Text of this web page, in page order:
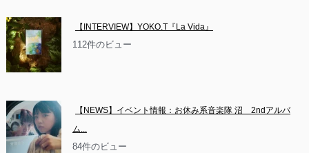
【INTERVIEW】YOKO.T『La Vida』
112件のビュー
【NEWS】イベント情報：お休み系音楽隊 沼　2ndアルバ
ム...
84件のビュー